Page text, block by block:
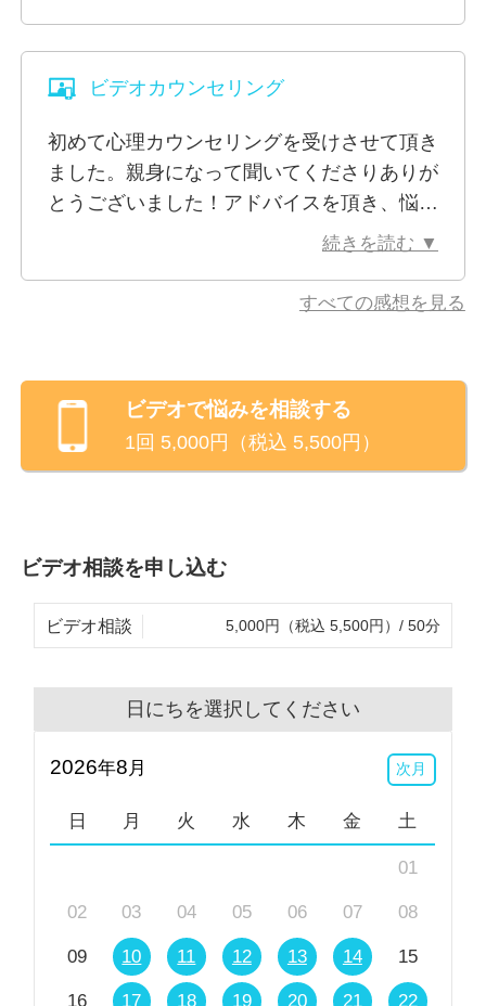
※ビデオ相談でお顔を見られたくないといった場合、
カメラをオフにして相談を行うことも可能です。
だきたいです。
ビデオカウンセリング
初めて心理カウンセリングを受けさせて頂き
ました。親身になって聞いてくださりありが
とうございました！アドバイスを頂き、悩み
の解決へ向かう道が開けた気がしました。カ
続きを読む ▼
すべての感想を見る
ビデオで悩みを相談する
1回 5,000円（税込 5,500円）
ビデオ相談を申し込む
ビデオ相談 5,000円（税込 5,500円）/ 50分
日にちを選択してください
2026年8 月 次月
日 月 火 水 木 金 土
01
02 03 04 05 06 07 08
09 10 11 12 13 14 15
16 17 18 19 20 21 22